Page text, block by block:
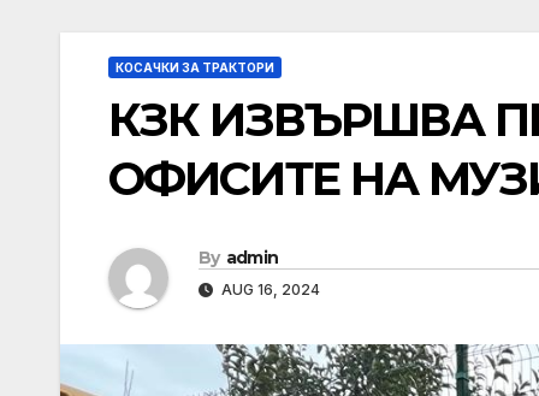
КОСАЧКИ ЗА ТРАКТОРИ
КЗК ИЗВЪРШВА
ОФИСИТЕ НА
By admin
AUG 16, 2024